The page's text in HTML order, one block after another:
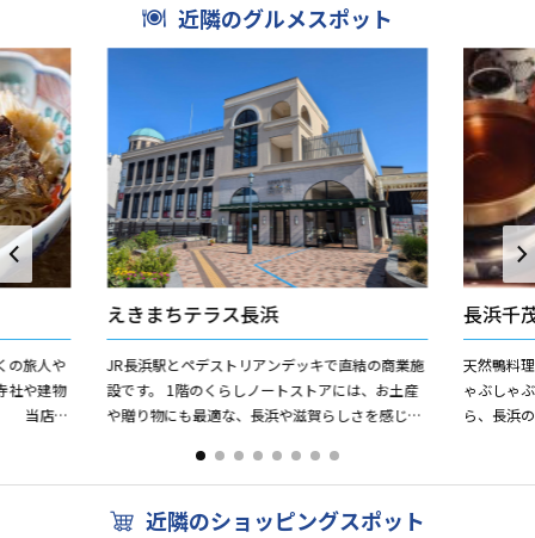
近隣のグルメスポット
の旅人や
社や建物
当店名
えきまちテラス長浜
JR長浜駅とペデストリアンデッキで直結の商業施
設です。 1階のくらしノートストアには、お土産
や贈り物にも最適な、長浜や滋賀らしさを感じら
飲食店舗が1...
長浜千
天然鴨料
ゃぶしゃ
ら、長浜
近隣のショッピングスポット